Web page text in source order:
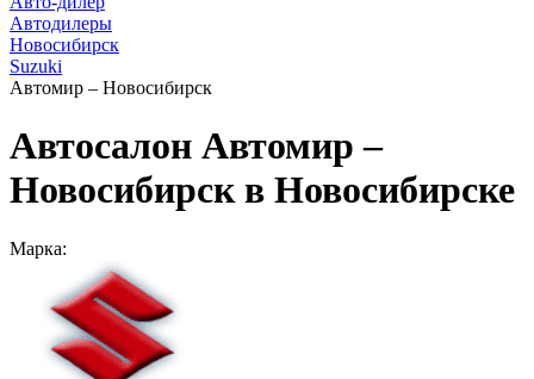
Автодилеры
Новосибирск
Suzuki
Автомир – Новосибирск
Автосалон Автомир –
Новосибирск в Новосибирске
Марка: